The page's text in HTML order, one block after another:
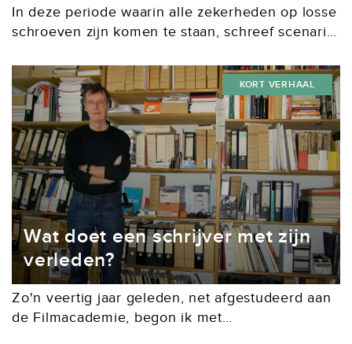
In deze periode waarin alle zekerheden op losse
schroeven zijn komen te staan, schreef scenarist
geïnspireerd door het coronavirus.
Wat doet een schrijver met zijn
verleden?
Zo'n veertig jaar geleden, net afgestudeerd aan
de Filmacademie, begon ik met
KORT VERHAAL